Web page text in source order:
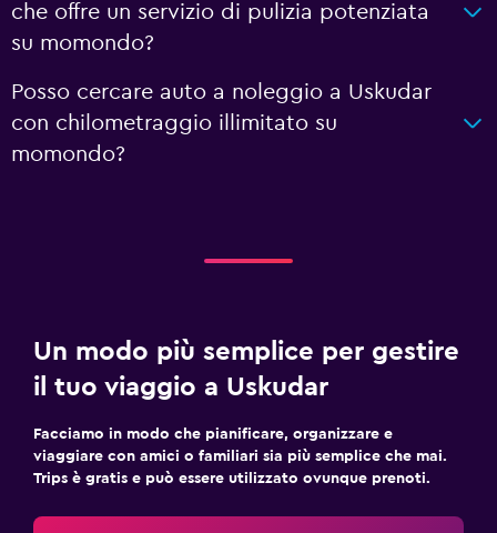
che offre un servizio di pulizia potenziata
su momondo?
Posso cercare auto a noleggio a Uskudar
con chilometraggio illimitato su
momondo?
Un modo più semplice per gestire
il tuo viaggio a Uskudar
Facciamo in modo che pianificare, organizzare e
viaggiare con amici o familiari sia più semplice che mai.
Trips è gratis e può essere utilizzato ovunque prenoti.